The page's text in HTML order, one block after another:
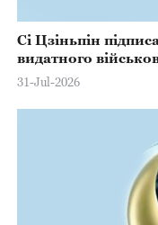
Сі Цзіньпін
видатного
31-Jul-2026